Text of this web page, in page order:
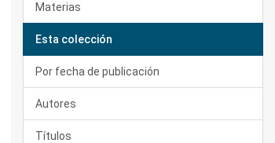
Materias
Esta colección
Por fecha de publicación
Autores
Títulos